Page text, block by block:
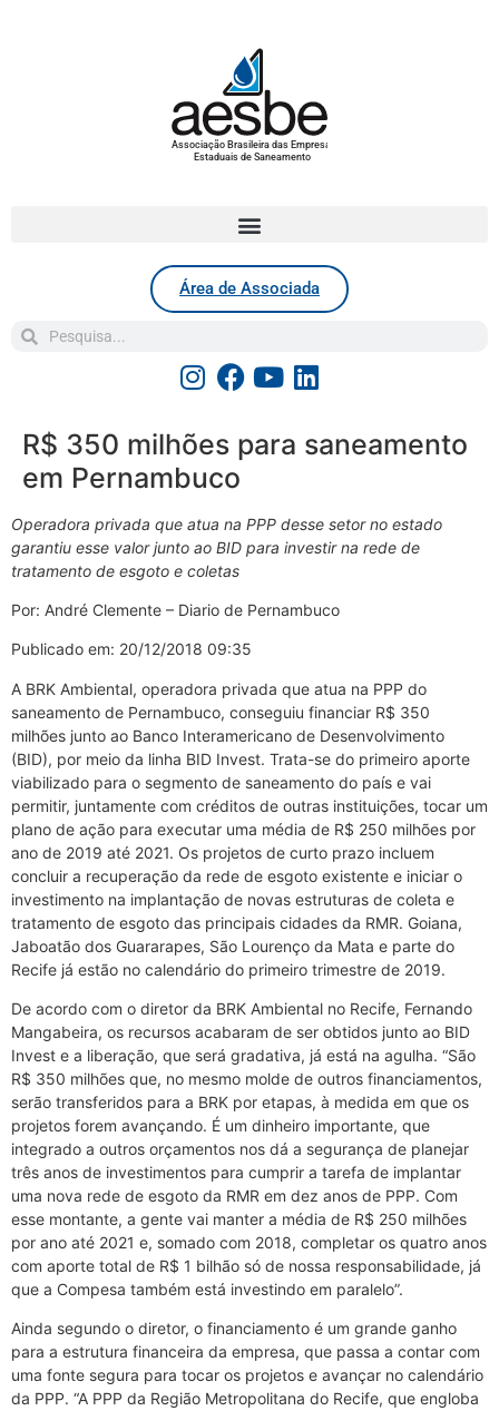
Associação Brasileira das Empresas
Estaduais de Saneamento
Área de Associada
R$ 350 milhões para saneamento
em Pernambuco
Operadora privada que atua na PPP desse setor no estado
garantiu esse valor junto ao BID para investir na rede de
tratamento de esgoto e coletas
Por: André Clemente – Diario de Pernambuco
Publicado em: 20/12/2018 09:35
A BRK Ambiental, operadora privada que atua na PPP do
saneamento de Pernambuco, conseguiu financiar R$ 350
milhões junto ao Banco Interamericano de Desenvolvimento
(BID), por meio da linha BID Invest. Trata-se do primeiro aporte
viabilizado para o segmento de saneamento do país e vai
permitir, juntamente com créditos de outras instituições, tocar um
plano de ação para executar uma média de R$ 250 milhões por
ano de 2019 até 2021. Os projetos de curto prazo incluem
concluir a recuperação da rede de esgoto existente e iniciar o
investimento na implantação de novas estruturas de coleta e
tratamento de esgoto das principais cidades da RMR. Goiana,
Jaboatão dos Guararapes, São Lourenço da Mata e parte do
Recife já estão no calendário do primeiro trimestre de 2019.
De acordo com o diretor da BRK Ambiental no Recife, Fernando
Mangabeira, os recursos acabaram de ser obtidos junto ao BID
Invest e a liberação, que será gradativa, já está na agulha. “São
R$ 350 milhões que, no mesmo molde de outros financiamentos,
serão transferidos para a BRK por etapas, à medida em que os
projetos forem avançando. É um dinheiro importante, que
integrado a outros orçamentos nos dá a segurança de planejar
três anos de investimentos para cumprir a tarefa de implantar
uma nova rede de esgoto da RMR em dez anos de PPP. Com
esse montante, a gente vai manter a média de R$ 250 milhões
por ano até 2021 e, somado com 2018, completar os quatro anos
com aporte total de R$ 1 bilhão só de nossa responsabilidade, já
que a Compesa também está investindo em paralelo”.
Ainda segundo o diretor, o financiamento é um grande ganho
para a estrutura financeira da empresa, que passa a contar com
uma fonte segura para tocar os projetos e avançar no calendário
da PPP. “A PPP da Região Metropolitana do Recife, que engloba